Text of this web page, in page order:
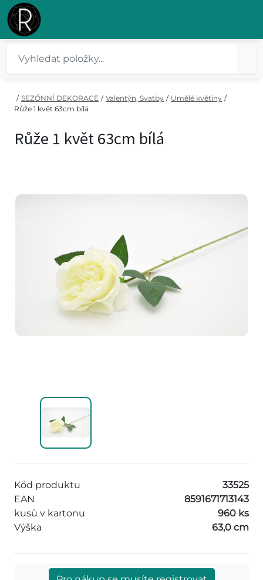
/ SEZÓNNÍ DEKORACE / Valentýn, Svatby / Umělé květiny /
Růže 1 květ 63cm bílá
Růže 1 květ 63cm bílá
Kód produktu
33525
EAN
8591671713143
kusů v kartonu
960 ks
Výška
63,0 cm